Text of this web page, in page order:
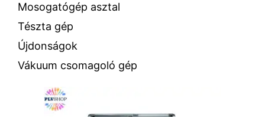
Mosogatógép asztal
Tészta gép
Újdonságok
Vákuum csomagoló gép